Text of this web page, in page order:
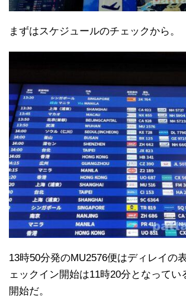
まずはスケジュールのチェックから。
13時50分発のMU2576便はディレイの
ェックイン開始は11時20分となってい
開始だ。